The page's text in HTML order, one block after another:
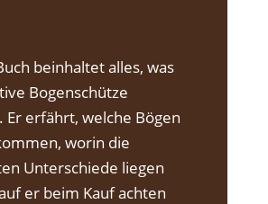
beinhaltet alles, was
Bogenschütze
Er erfährt, welche Bögen
worin die
Unterschiede liegen
er beim Kauf achten